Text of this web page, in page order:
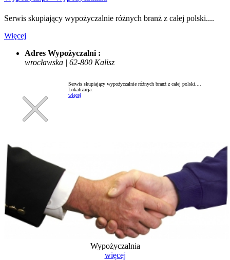
Serwis skupiający wypożyczalnie różnych branż z całej polski....
Więcej
Adres Wypożyczalni :
wrocławska | 62-800 Kalisz
Serwis skupiający wypożyczalnie różnych branż z całej polski....
Lokalizacja:
więcej
Wypożyczalnia
więcej